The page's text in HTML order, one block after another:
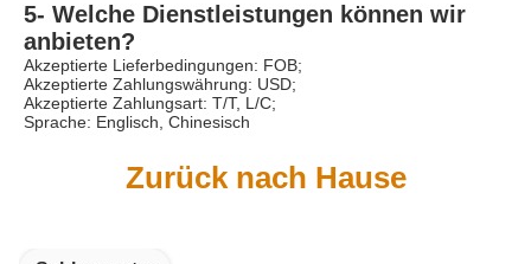
5- Welche Dienstleistungen können wir
anbieten?
Akzeptierte Lieferbedingungen: FOB;
Akzeptierte Zahlungswährung: USD;
Akzeptierte Zahlungsart: T/T, L/C;
Sprache: Englisch, Chinesisch
Zurück nach Hause